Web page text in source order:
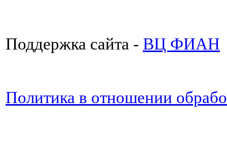
Поддержка сайта - ВЦ ФИАН
Политика в отношении